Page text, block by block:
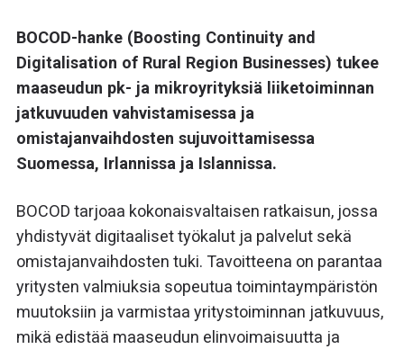
BOCOD-hanke (Boosting Continuity and
Digitalisation of Rural Region Businesses) tukee
maaseudun pk- ja mikroyrityksiä liiketoiminnan
jatkuvuuden vahvistamisessa ja
omistajanvaihdosten sujuvoittamisessa
Suomessa, Irlannissa ja Islannissa.
BOCOD tarjoaa kokonaisvaltaisen ratkaisun, jossa
yhdistyvät digitaaliset työkalut ja palvelut sekä
omistajanvaihdosten tuki. Tavoitteena on parantaa
yritysten valmiuksia sopeutua toimintaympäristön
muutoksiin ja varmistaa yritystoiminnan jatkuvuus,
mikä edistää maaseudun elinvoimaisuutta ja